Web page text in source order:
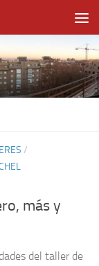
/
más y
del taller de